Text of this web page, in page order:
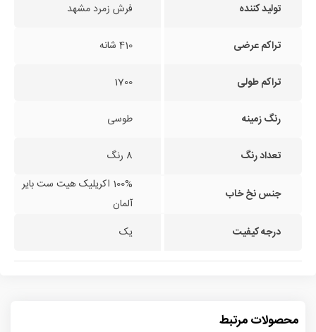
تولید کننده فرش زمرد مشهد
تراکم عرضی 410 شانه
تراکم طولی 1700
رنگ زمینه طوسی
تعداد رنگ 8 رنگ
جنس نخ خاب
100% اکریلیک هیت ست بایر
آلمان
درجه کیفیت
یک
محصولات مرتبط